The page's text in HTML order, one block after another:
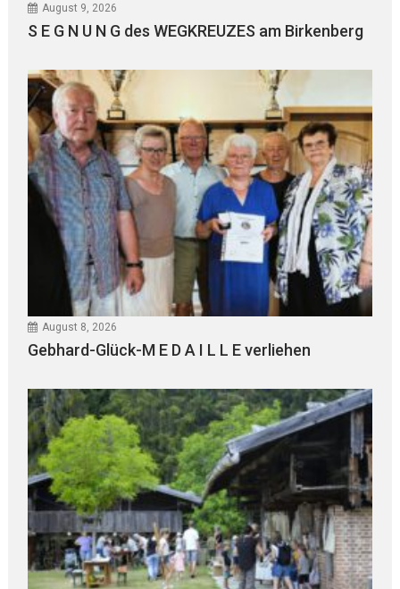
August 9, 2026
S E G N U N G des WEGKREUZES am Birkenberg
August 8, 2026
Gebhard-Glück-M E D A I L L E verliehen